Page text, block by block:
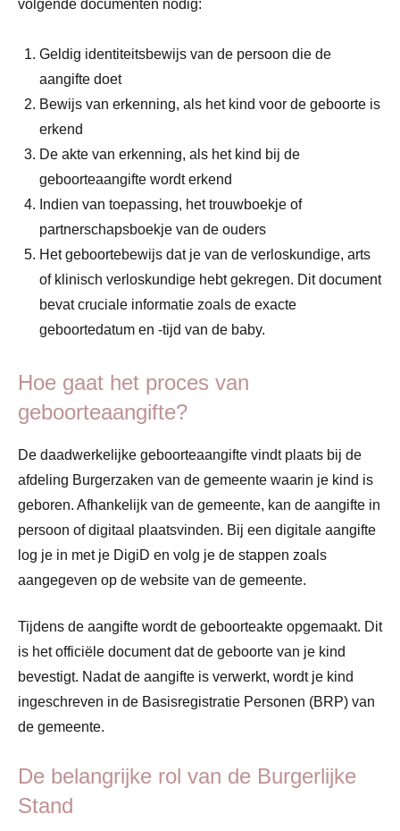
volgende documenten nodig:
Geldig identiteitsbewijs van de persoon die de
aangifte doet
Bewijs van erkenning, als het kind voor de geboorte is
erkend
De akte van erkenning, als het kind bij de
geboorteaangifte wordt erkend
Indien van toepassing, het trouwboekje of
partnerschapsboekje van de ouders
Het geboortebewijs dat je van de verloskundige, arts
of klinisch verloskundige hebt gekregen. Dit document
bevat cruciale informatie zoals de exacte
geboortedatum en -tijd van de baby.
Hoe gaat het proces van
geboorteaangifte?
De daadwerkelijke geboorteaangifte vindt plaats bij de
afdeling Burgerzaken van de gemeente waarin je kind is
geboren. Afhankelijk van de gemeente, kan de aangifte in
persoon of digitaal plaatsvinden. Bij een digitale aangifte
log je in met je DigiD en volg je de stappen zoals
aangegeven op de website van de gemeente.
Tijdens de aangifte wordt de geboorteakte opgemaakt. Dit
is het officiële document dat de geboorte van je kind
bevestigt. Nadat de aangifte is verwerkt, wordt je kind
ingeschreven in de Basisregistratie Personen (BRP) van
de gemeente.
De belangrijke rol van de Burgerlijke
Stand